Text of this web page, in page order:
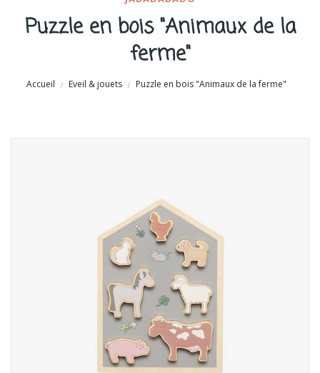
Puzzle en bois "Animaux de la
ferme"
Accueil Eveil & jouets Puzzle en bois "Animaux de la ferme"